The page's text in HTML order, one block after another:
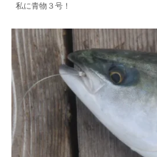
私に青物３号！